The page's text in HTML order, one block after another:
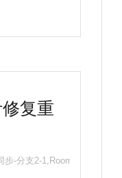
复重
重点
步-分支2-1, Room